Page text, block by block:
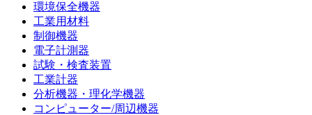
環境保全機器
工業用材料
制御機器
電子計測器
試験・検査装置
工業計器
分析機器・理化学機器
コンピューター/周辺機器